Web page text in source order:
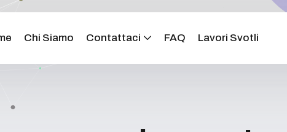
Chi Siamo Contattaci FAQ Lavori Svotli